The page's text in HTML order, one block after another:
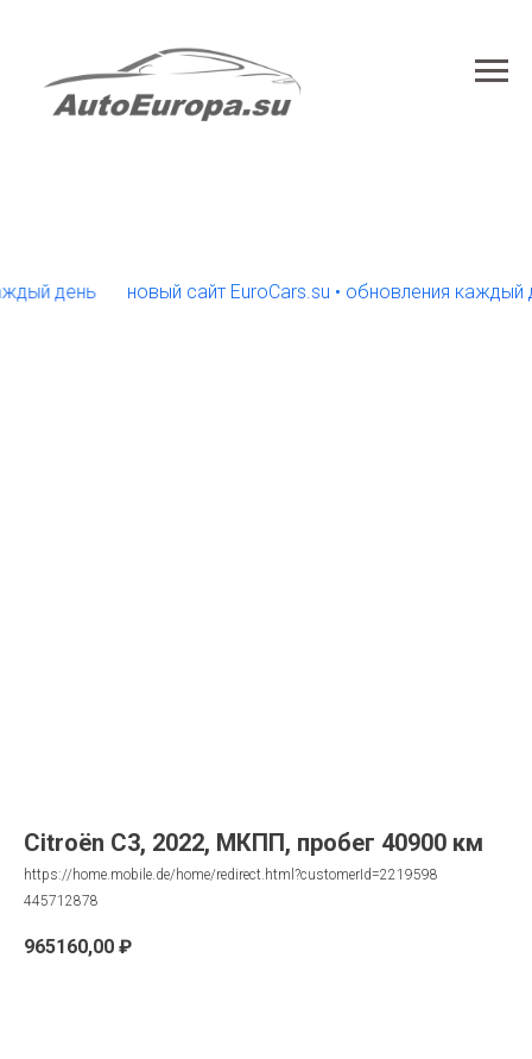
день новый сайт EuroCars.su • обновления каждый день
Citroën C3, 2022, МКПП, пробег 40900 км
https://home.mobile.de/home/redirect.html?customerId=2219598
445712878
965160,00 ₽